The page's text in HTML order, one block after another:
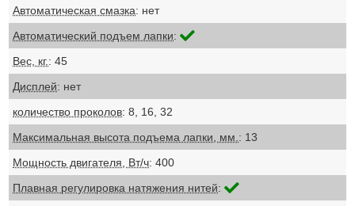
Автоматическая смазка: нет
Автоматический подъем лапки:
Вес, кг.: 45
Дисплей: нет
количество проколов: 8, 16, 32
Максимальная высота подъема лапки, мм.: 13
Мощность двигателя, Вт/ч: 400
Плавная регулировка натяжения нитей: